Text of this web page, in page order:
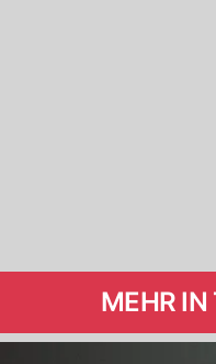
MEHR IN